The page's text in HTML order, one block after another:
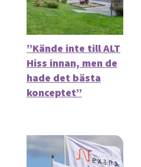
”Kände inte till ALT
Hiss innan, men de
hade det bästa
konceptet”